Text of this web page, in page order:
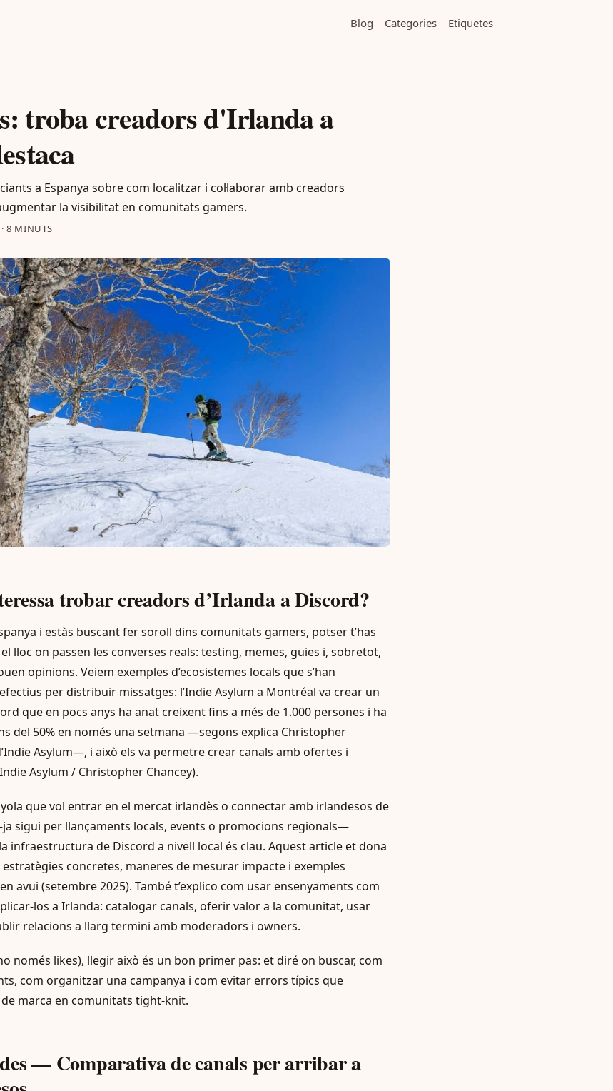
Blog Categories Etiquetes
troba creadors d'Irlanda a
a Espanya sobre com localitzar i col·laborar amb creadors
la visibilitat en comunitats gamers.
· 8 MINUTS
trobar creadors d’Irlanda a Discord?
i estàs buscant fer soroll dins comunitats gamers, potser t’has
lloc on passen les converses reals: testing, memes, guies i, sobretot,
opinions. Veiem exemples d’ecosistemes locals que s’han
per distribuir missatges: l’Indie Asylum a Montréal va crear un
que en pocs anys ha anat creixent fins a més de 1.000 persones i ha
del 50% en només una setmana —segons explica Christopher
Asylum—, i això els va permetre crear canals amb ofertes i
Asylum / Christopher Chancey).
que vol entrar en el mercat irlandès o connectar amb irlandesos de
sigui per llançaments locals, events o promocions regionals—
infraestructura de Discord a nivell local és clau. Aquest article et dona
concretes, maneres de mesurar impacte i exemples
avui (setembre 2025). També t’explico com usar ensenyaments com
los a Irlanda: catalogar canals, oferir valor a la comunitat, usar
relacions a llarg termini amb moderadors i owners.
només likes), llegir això és un bon primer pas: et diré on buscar, com
com organitzar una campanya i com evitar errors típics que
marca en comunitats tight-knit.
— Comparativa de canals per arribar a